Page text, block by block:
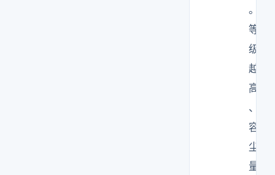
。
等
级
越
高
、
容
尘
量